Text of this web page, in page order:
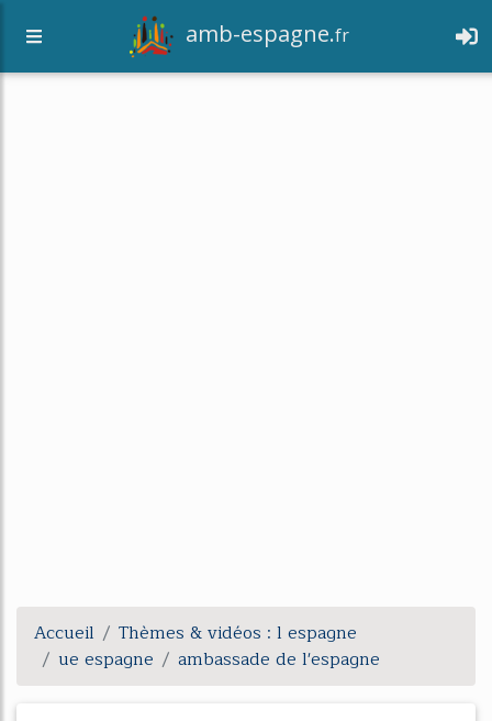
amb-espagne.fr
Accueil
Thèmes & vidéos : l espagne
ue espagne
ambassade de l'espagne